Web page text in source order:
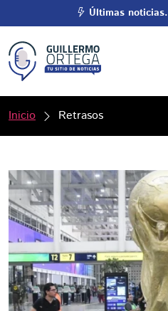
Últimas noticias.
Inicio Retrasos